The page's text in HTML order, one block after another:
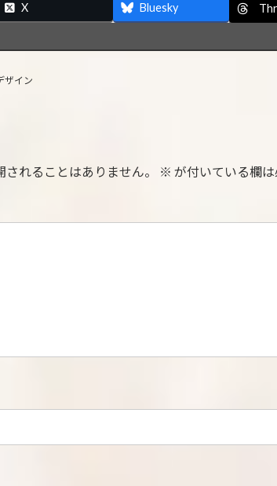
X Bluesky
ザイン
れることはありません。 ※ が付いている欄